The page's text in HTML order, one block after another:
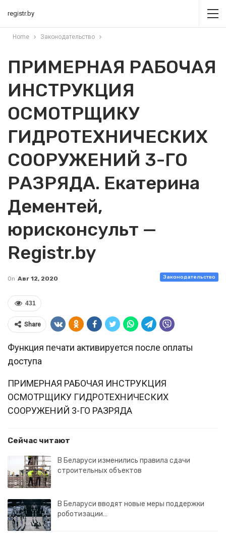
registr.by
Home Законодательство
ПРИМЕРНАЯ РАБОЧАЯ
ИНСТРУКЦИЯ
ОСМОТРЩИКУ
ГИДРОТЕХНИЧЕСКИХ
СООРУЖЕНИЙ 3-ГО
РАЗРЯДА. Екатерина
Дементей,
юрисконсульт —
Registr.by
Законодательство
On Авг 12, 2020
431
Share
Функция печати активируется после оплаты
доступа
ПРИМЕРНАЯ РАБОЧАЯ ИНСТРУКЦИЯ
ОСМОТРЩИКУ ГИДРОТЕХНИЧЕСКИХ
СООРУЖЕНИЙ 3-ГО РАЗРЯДА
Сейчас читают
В Беларуси изменились правила сдачи
строительных объектов
В Беларуси вводят новые меры поддержки
роботизации…